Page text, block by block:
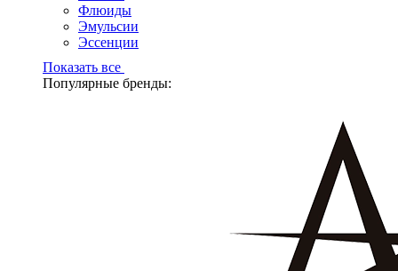
Флюиды
Эмульсии
Эссенции
Показать все
Популярные бренды: